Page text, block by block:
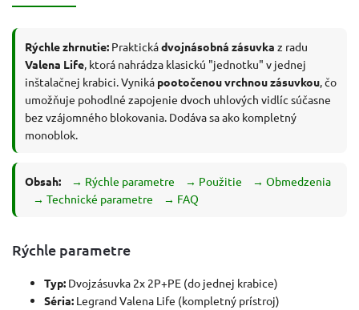
Rýchle zhrnutie: Praktickádvojnásobná zásuvka z radu
Valena Life, ktorá nahrádza klasickú "jednotku" v jednej
inštalačnej krabici. Vyniká pootočenou vrchnou zásuvkou, čo
umožňuje pohodlné zapojenie dvoch uhlových vidlíc súčasne
bez vzájomného blokovania. Dodáva sa ako kompletný
monoblok.
Obsah: → Rýchle parametre → Použitie
→ Obmedzenia
→ Technické parametre
→ FAQ
Rýchle parametre
Typ: Dvojzásuvka 2x 2P+PE (do jednej krabice)
Séria: Legrand Valena Life (kompletný prístroj)